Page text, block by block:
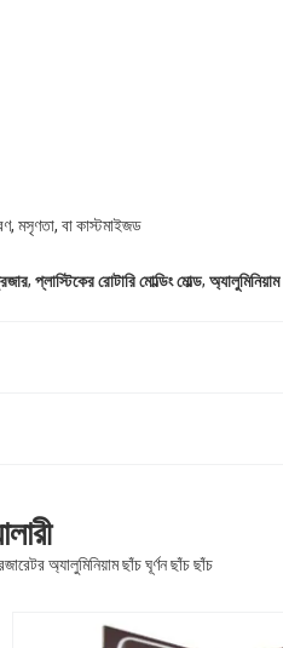
মসৃণতা, বা কাস্টমাইজড
, প্লাস্টিকের রোটারি মোল্ডিং মোল্ড, অ্যালুমিনিয়াম
অ্যালুমিনিয়াম ছাঁচ ঘূর্ণন ছাঁচ ছাঁচ